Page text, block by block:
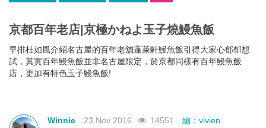
京都百年老店|京極かねよ玉子燒鰻魚飯
早排杜如風介紹名古屋的百年老舖蓬萊軒鰻魚飯引得大家心郁郁想
試，其實百年鰻魚飯並非名古屋限定，於京都同樣有百年鰻魚飯
店，更加有特色玉子鰻魚飯!
Winnie 23 Nov 2016 14551 編：vivien